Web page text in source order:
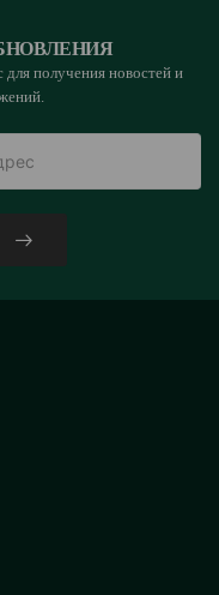
для получения новостей и